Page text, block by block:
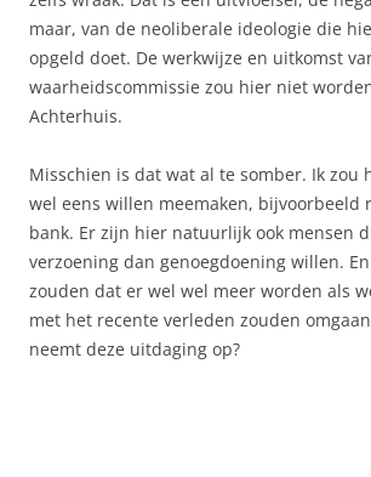
maar, van de neoliberale ideologie die
opgeld doet. De werkwijze en uitkomst
waarheidscommissie zou hier niet
Achterhuis.
Misschien is dat wat al te somber. Ik zou
wel eens willen meemaken, bijvoorbeeld
bank. Er zijn hier natuurlijk ook mensen
verzoening dan genoegdoening willen.
zouden dat er wel wel meer worden als
met het recente verleden zouden
neemt deze uitdaging op?